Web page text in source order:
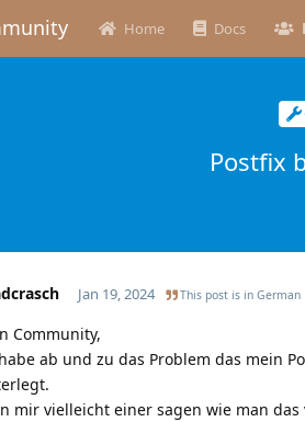
Home Docs
Postfix
Jan 19, 2024 This post is in German
Community,
ab und zu das Problem das mein
mir vielleicht einer sagen wie man